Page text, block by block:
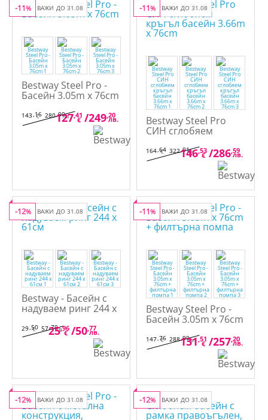
ВАЖИ ДО 31.08
-11%
Bestway Steel Pro -
Басейн 3.05m x 76cm
143,16
€ 280,00лв.
127,41
€ /249,20
лв.
ВАЖИ ДО 31.08
-11%
Bestway Steel Pro
СИН сглобяем
x 76cm
164,64
€ 322,01лв.
146,53
€ /286,59
лв.
ВАЖИ ДО 31.08
-12%
Bestway - Басейн с
надуваем ринг 244 x
61см
29,50
€ 57,70лв.
25,96
€ /50,77
лв.
ВАЖИ ДО 31.08
-11%
Bestway Steel Pro -
Басейн 3.05m x 76cm
147,76
€ 288,99лв.
131,51
€ /257,20
лв.
ВАЖИ ДО 31.08
-12% ВАЖИ ДО 31.08
-12%